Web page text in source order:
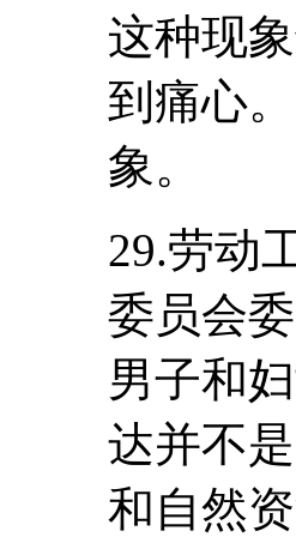
这种现
到痛心
象。
29.劳动
委员会
男子和
达并不
和自然